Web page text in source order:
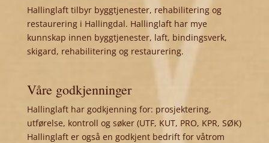
Hallinglaft tilbyr byggtjenester, rehabilitering og
restaurering i Hallingdal. Hallinglaft har mye
kunnskap innen byggtjenester, laft, bindingsverk,
skigard, rehabilitering og restaurering.
Våre godkjenninger
Hallinglaft har godkjenning for: prosjektering,
utførelse, kontroll og søker (UTF, KUT, PRO, KPR, SØK)
Hallinglaft er også en godkjent bedrift for våtrom